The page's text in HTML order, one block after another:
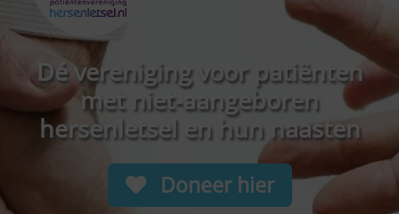
Dé vereniging voor patiënten
met niet-aangeboren
hersenletsel en hun naasten
Doneer hier